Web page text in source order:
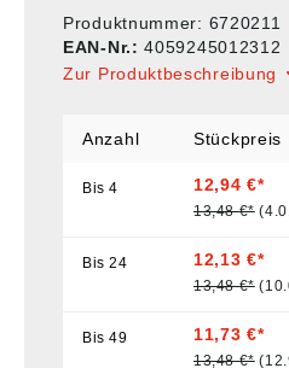
Produktnummer: 6720211
EAN-Nr.:4059245012312
Zur Produktbeschreibung
Anzahl Stückpreis
Bis4 12,94 €*
13,48 €*
Bis24 12,13 €*
13,48 €*
Bis49 11,73 €*
13,48 €*